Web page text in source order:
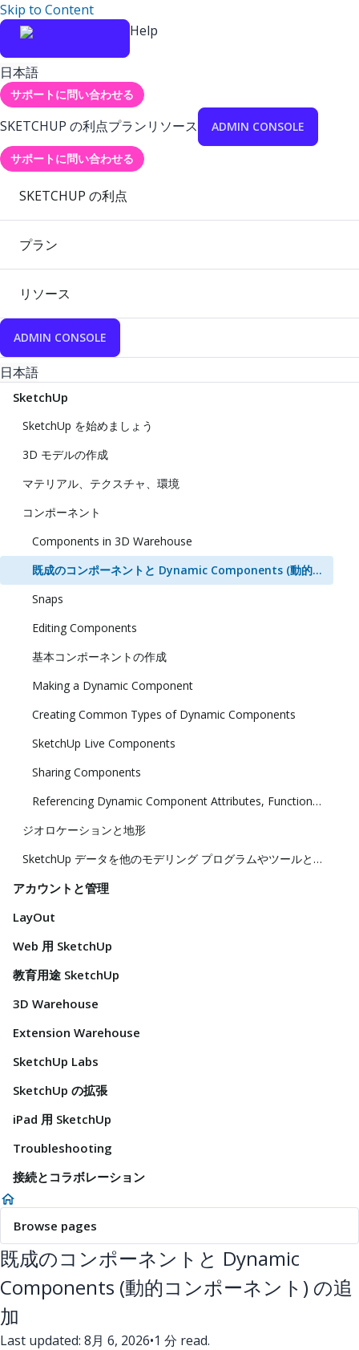
Skip to Content
Help
日本語
サポートに問い合わせる
SKETCHUP の利点プランリソース ADMIN CONSOLE
サポートに問い合わせる
SKETCHUP の利点
プラン
リソース
ADMIN CONSOLE
日本語
SketchUp
SketchUp を始めましょう
3D モデルの作成
マテリアル、テクスチャ、環境
コンポーネント
Components in 3D Warehouse
既成のコンポーネントと Dynamic Components (動的コンポーネント) の追加
Snaps
Editing Components
基本コンポーネントの作成
Making a Dynamic Component
Creating Common Types of Dynamic Components
SketchUp Live Components
Sharing Components
Referencing Dynamic Component Attributes, Functions, HTML Tags, and Operators
ジオロケーションと地形
SketchUp データを他のモデリング プログラムやツールと共に使用する
アカウントと管理
LayOut
Web 用 SketchUp
教育用途 SketchUp
3D Warehouse
Extension Warehouse
SketchUp Labs
SketchUp の拡張
iPad 用 SketchUp
Troubleshooting
接続とコラボレーション
Browse pages
既成のコンポーネントと Dynamic
Components (動的コンポーネント) の追
加
Last updated: 8月 6, 2026•1 分 read.